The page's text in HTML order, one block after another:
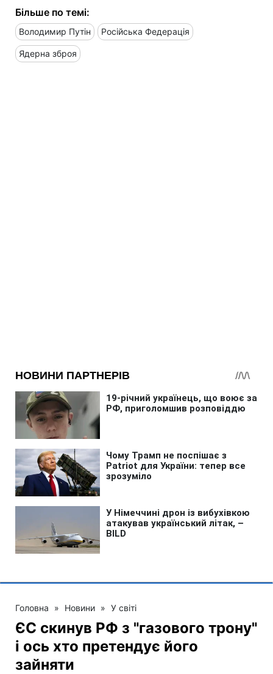
Більше по темі:
Володимир Путін Російська Федерація
Ядерна зброя
Головна » Новини » У світі
ЄС скинув РФ з "газового трону"
і ось хто претендує його
зайняти